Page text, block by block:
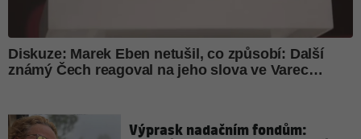
Výprask nadačním fondům: